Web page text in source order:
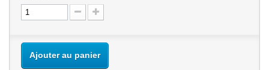
Ajouter au panier